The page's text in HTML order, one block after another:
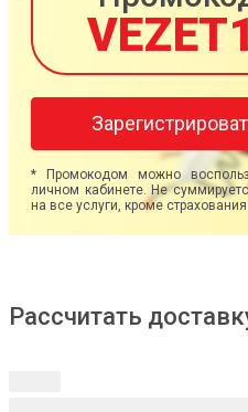
* Промокодом можно
личном кабинете. Не
на все услуги, кроме
Рассчитать